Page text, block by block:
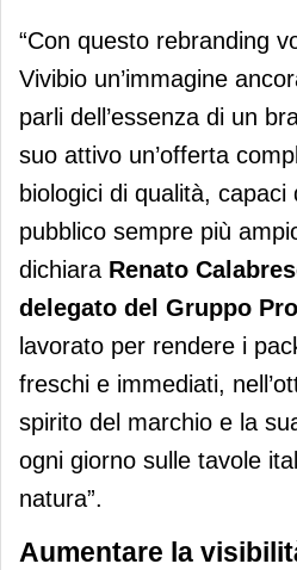
“Con questo rebranding
Vivibio un’immagine
parli dell’essenza di un
suo attivo un’offerta
biologici di qualità, capaci
pubblico sempre più
dichiara Renato
delegato del Gruppo
lavorato per rendere i
freschi e immediati,
spirito del marchio e la
ogni giorno sulle tavole
natura”.
Aumentare la